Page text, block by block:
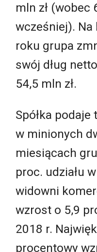
mln zł (wobec
wcześniej).
roku grupa
swój dług
54,5 mln zł.
Spółka podaje
w minionych
miesiącach
proc. udziału
widowni
wzrost o 5,9
2018 r.
procentowy